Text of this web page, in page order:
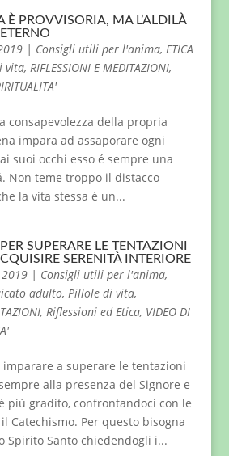
È PROVVISORIA, MA L’ALDILÀ
| Consigli utili per l'anima, ETICA
vita, RIFLESSIONI E MEDITAZIONI,
della propria
impara ad assaporare ogni
suoi occhi esso é sempre una
Non teme troppo il distacco
la vita stessa é un...
SUPERARE LE TENTAZIONI
SERENITÀ INTERIORE
| Consigli utili per l'anima,
adulto, Pillole di vita,
, Riflessioni ed Etica, VIDEO DI
a superare le tentazioni
alla presenza del Signore e
più gradito, confrontandoci con le
Catechismo. Per questo bisogna
Spirito Santo chiedendogli i...